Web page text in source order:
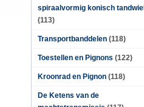
spiraalvormig konisch tandwiel
(113)
Transportbanddelen (118)
Toestellen en Pignons (122)
Kroonrad en Pignon (118)
De Ketens van de